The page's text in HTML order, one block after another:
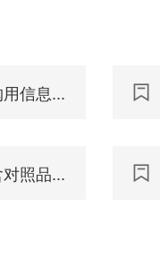
信息...
照品...